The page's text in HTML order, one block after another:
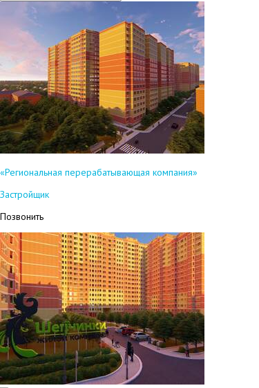
«Региональная перерабатывающая компания»
Застройщик
Позвонить